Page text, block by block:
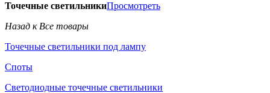
Точечные светильникиПросмотреть
Назад к Все товары
Точечные светильники под лампу
Споты
Светодиодные точечные светильники